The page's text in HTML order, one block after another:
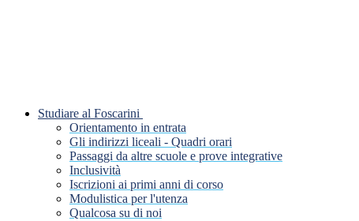
Studiare al Foscarini
Orientamento in entrata
Gli indirizzi liceali - Quadri orari
Passaggi da altre scuole e prove integrative
Inclusività
Iscrizioni ai primi anni di corso
Modulistica per l'utenza
Qualcosa su di noi